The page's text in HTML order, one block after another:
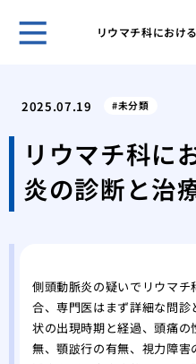
リウマチ科におけ
2025.07.19 未分類
リウマチ科に
炎の診断と治
側頭動脈炎の疑いでリウマ
合、専門医はまず詳細な問
状の出現時期と経過、頭痛
無、顎跛行の有無、視力障